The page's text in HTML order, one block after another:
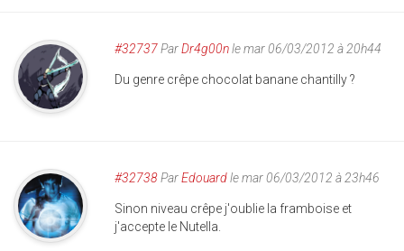
#32737ParDr4g00nle mar 06/03/2012 à 20h44
Du genre crêpe chocolat banane chantilly ?
#32738ParEdouardle mar 06/03/2012 à 23h46
Sinon niveau crêpe j'oublie la framboise et
j'accepte le Nutella.